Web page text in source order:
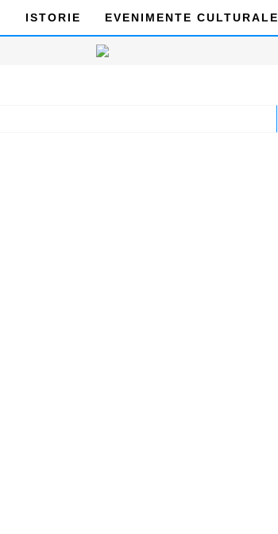
ISTORIE EVENIMENTE CULTURALE